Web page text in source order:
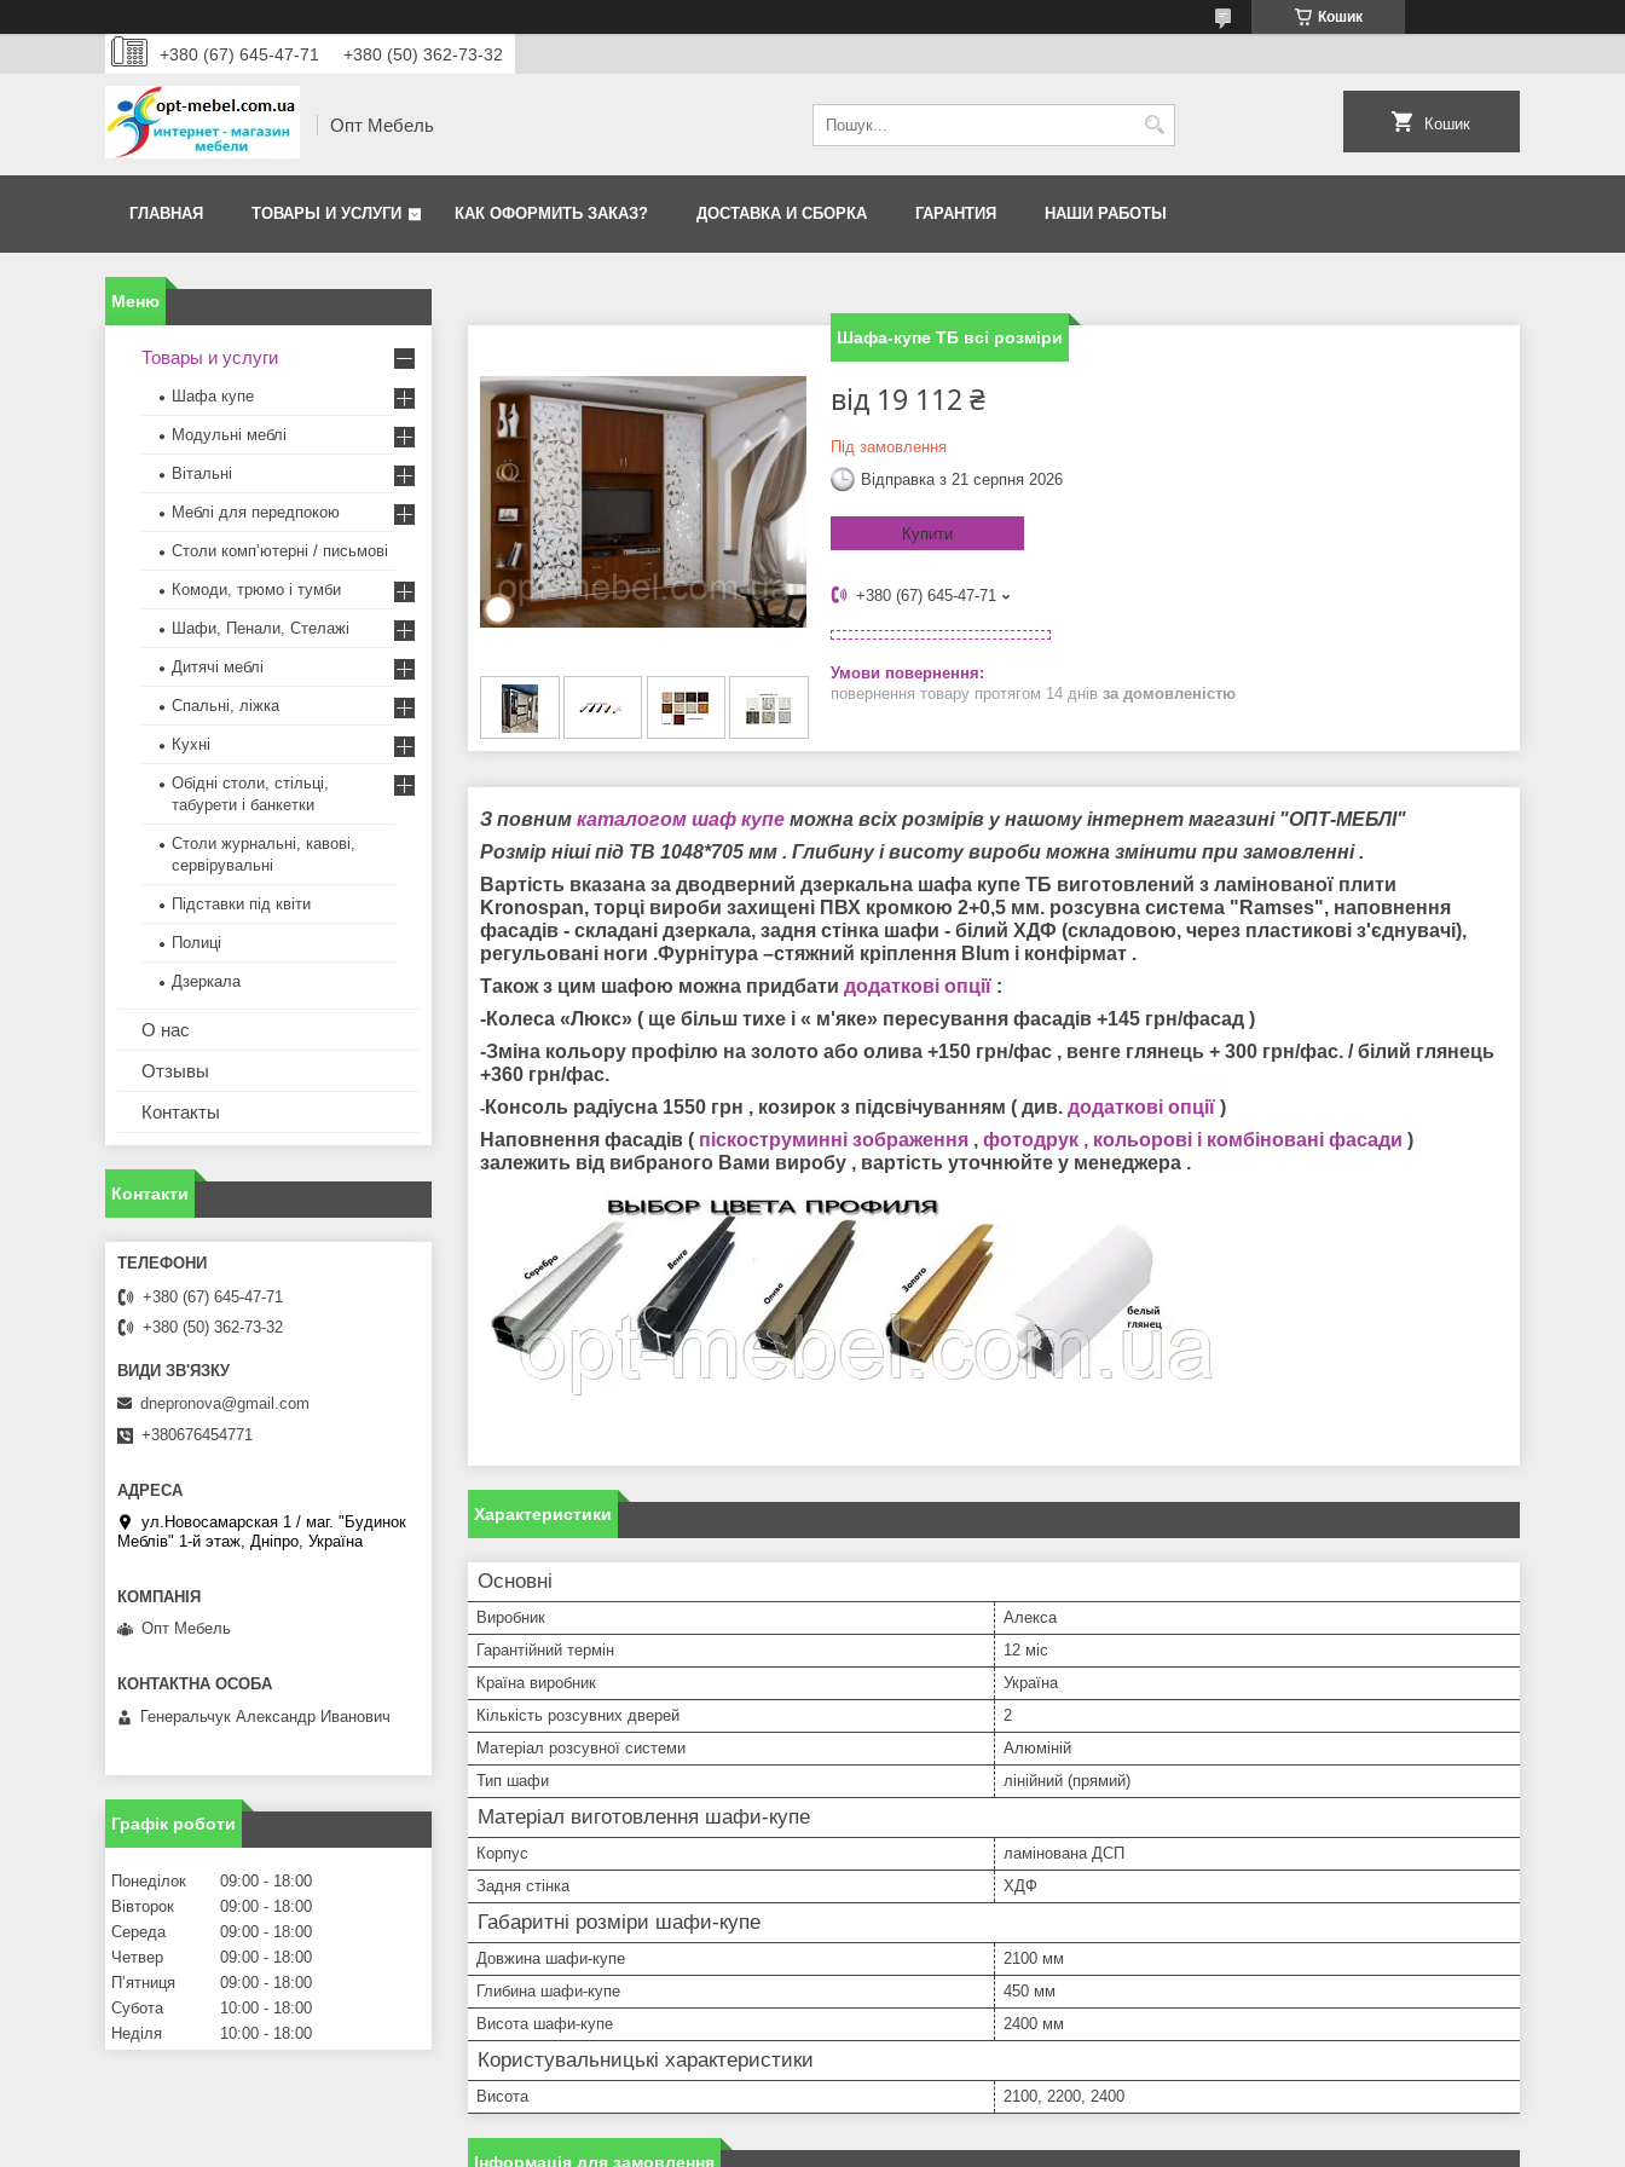
Кошик
+380 (67) 645-47-71 +380 (50) 362-73-32
Опт Мебель Кошик
ГЛАВНАЯ ТОВАРЫ И УСЛУГИ КАК ОФОРМИТЬ ЗАКАЗ? ДОСТАВКА И СБОРКА ГАРАНТИЯ НАШИ РАБОТЫ
Шафа-купе ТБ всі розміри
від 19 112 ₴
Під замовлення
Відправка з 21 серпня 2026
Купити
+380 (67) 645-47-71
повернення товару протягом 14 днів за домовленістю
З повним каталогом шаф купе можна всіх розмірів у нашому інтернет магазині "ОПТ-МЕБЛІ"
Розмір ніші під ТВ 1048*705 мм . Глибину і висоту вироби можна змінити при замовленні .
Вартість вказана за дводверний дзеркальна шафа купе ТБ виготовлений з ламінованої плити
Kronospan, торці вироби захищені ПВХ кромкою 2+0,5 мм. розсувна система "Ramses", наповнення
фасадів - складані дзеркала, задня стінка шафи - білий ХДФ (складовою, через пластикові з'єднувачі),
регульовані ноги .Фурнітура –стяжний кріплення Blum і конфірмат .
Також з цим шафою можна придбати додаткові опції :
-Колеса «Люкс» ( ще більш тихе і « м'яке» пересування фасадів +145 грн/фасад )
-Зміна кольору профілю на золото або олива +150 грн/фас , венге глянець + 300 грн/фас. / білий глянець
+360 грн/фас.
- Консоль радіусна 1550 грн , козирок з підсвічуванням ( див. додаткові опції )
Наповнення фасадів ( піскоструминні зображення , фотодрук , кольорові і комбіновані фасади )
залежить від вибраного Вами виробу , вартість уточнюйте у менеджера .
Характеристики
Основні
Виробник
Алекса
Гарантійний термін
12 міс
Країна виробник
Україна
Кількість розсувних дверей
2
Матеріал розсувної системи
Алюміній
Тип шафи
лінійний (прямий)
Матеріал виготовлення шафи-купе
Корпус
ламінована ДСП
Задня стінка
ХДФ
Габаритні розміри шафи-купе
Довжина шафи-купе
2100 мм
Глибина шафи-купе
450 мм
Висота шафи-купе
2400 мм
Користувальницькі характеристики
Висота 2100, 2200, 2400
Інформація для замовлення
Товары и услуги
Шафа купе
Модульні меблі
Вітальні
Меблi для передпокою
Столи комп’ютерні / письмові
Комоди, трюмо і тумби
Шафи, Пенали, Стелажі
Дитячі меблі
Спальні, ліжка
Кухні
Обідні столи, стільці,
табурети і банкетки
Столи журнальні, кавові,
сервірувальні
Підставки під квіти
Полиці
Дзеркала
О нас
Отзывы
Контакты
Контакти
+380 (67) 645-47-71
+380 (50) 362-73-32
dnepronova@gmail.com
+380676454771
ул.Новосамарская 1 / маг. "Будинок
Меблiв" 1-й этаж, Дніпро, Україна
Опт Мебель
Генеральчук Александр Иванович
Графік роботи
Понеділок 09:00
18:00
Вівторок
09:00
18:00
Середа
09:00
18:00
Четвер
09:00
18:00
Пʼятниця
09:00
18:00
Субота
10:00
18:00
Неділя
10:00 18:00